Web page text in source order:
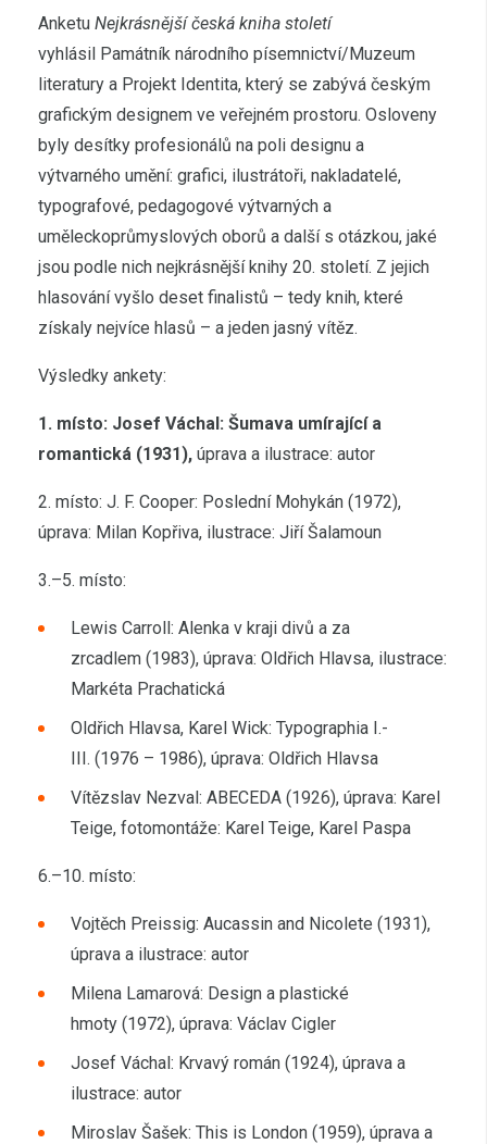
Anketu Nejkrásnější česká kniha století
vyhlásil Památník národního písemnictví/Muzeum
literatury a Projekt Identita, který se zabývá českým
grafickým designem ve veřejném prostoru. Osloveny
byly desítky profesionálů na poli designu a
výtvarného umění: grafici, ilustrátoři, nakladatelé,
typografové, pedagogové výtvarných a
uměleckoprůmyslových oborů a další s otázkou, jaké
jsou podle nich nejkrásnější knihy 20. století. Z jejich
hlasování vyšlo deset finalistů – tedy knih, které
získaly nejvíce hlasů – a jeden jasný vítěz.
Výsledky ankety:
1. místo: Josef Váchal: Šumava umírající a
romantická (1931), úprava a ilustrace: autor
2. místo: J. F. Cooper: Poslední Mohykán (1972),
úprava: Milan Kopřiva, ilustrace: Jiří Šalamoun
3.–5. místo:
Lewis Carroll: Alenka v kraji divů a za
zrcadlem (1983), úprava: Oldřich Hlavsa, ilustrace:
Markéta Prachatická
Oldřich Hlavsa, Karel Wick: Typographia I.-
III. (1976 – 1986), úprava: Oldřich Hlavsa
Vítězslav Nezval: ABECEDA (1926), úprava: Karel
Teige, fotomontáže: Karel Teige, Karel Paspa
6.–10. místo:
Vojtěch Preissig: Aucassin and Nicolete (1931),
úprava a ilustrace: autor
Milena Lamarová: Design a plastické
hmoty (1972), úprava: Václav Cigler
Josef Váchal: Krvavý román (1924), úprava a
ilustrace: autor
Miroslav Šašek: This is London (1959), úprava a